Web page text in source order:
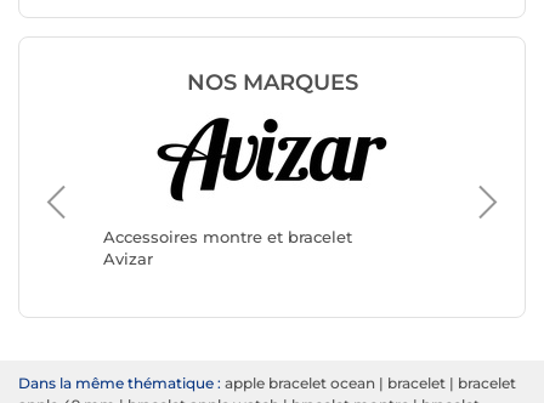
NOS MARQUES
Accessoires montre et bracelet
Avizar
Apple
Dans la même thématique : apple bracelet ocean | bracelet | bracelet